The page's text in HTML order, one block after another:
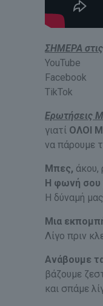
ΣΗΜΕΡΑ
YouTube
Facebook
TikTok
Ερωτήσεις
γιατί ΟΛΟΙ
να πάρουμε
Μπες, άκου,
Η φωνή σου
Η δύναμή
Μια
Λίγο πριν
Ανάβουμε
βάζουμε
και σπάμε